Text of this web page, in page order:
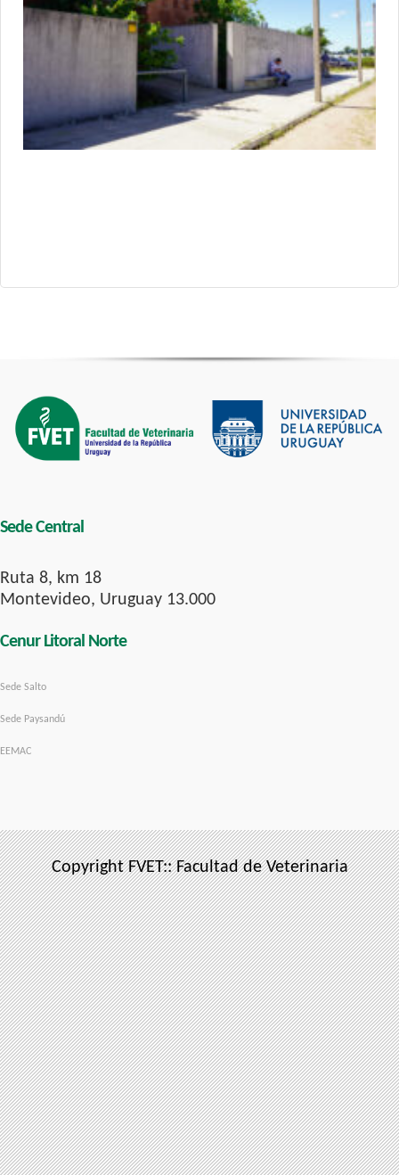
Sede Central
Ruta 8, km 18
Montevideo, Uruguay 13.000
Cenur Litoral Norte
Sede Salto
Sede Paysandú
EEMAC
Copyright FVET:: Facultad de Veterinaria